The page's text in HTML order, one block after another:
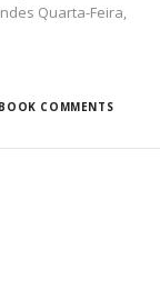
Quarta-Feira,
COMMENTS